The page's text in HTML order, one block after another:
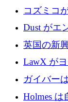
アンスプ
コズミコ
ロを調達
Dust がエ
レイヤー
するシリ
英国の新
ドのエネ
ンドを調達
LawX が
ング シス
を調達
ガイバー
貢献する
Holmes は